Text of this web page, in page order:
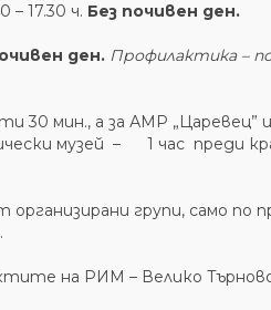
17.30 ч. Без почивен ден.
ден. Профилактика –
30 мин., а за АМР „Царевец”
музей – 1 час преди
групи, само по
на РИМ – Велико